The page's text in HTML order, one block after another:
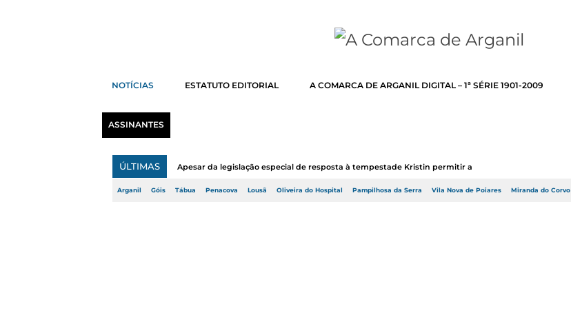
NOTÍCIAS ESTATUTO EDITORIAL A COMARCA DE ARGANIL DIGITAL – 1ª SÉRIE 1901-2009
ASSINANTES
ÚLTIMAS Apesar da legislação especial de resposta à tempestade Kristin permitir a adj...
Arganil Góis Tábua Penacova Lousã Oliveira do Hospital Pampilhosa da Serra Vila Nova de Poiares Miranda do Corvo